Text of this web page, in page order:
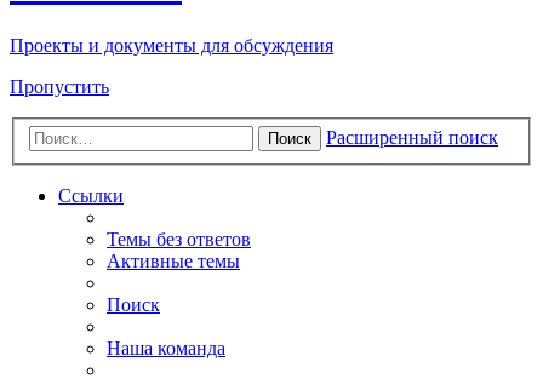
Проекты и документы для обсуждения
Пропустить
Поиск Расширенный поиск
Ссылки
Темы без ответов
Активные темы
Поиск
Наша команда